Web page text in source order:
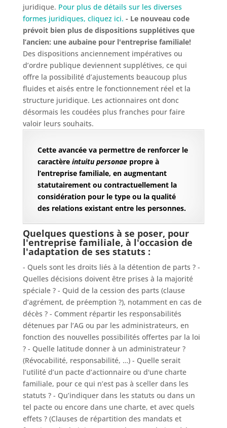
juridique. Pour plus de détails sur les diverses
formes juridiques, cliquez ici. - Le nouveau code
prévoit bien plus de dispositions supplétives que
l’ancien: une aubaine pour l'entreprise familiale!
Des dispositions anciennement impératives ou
d’ordre publique deviennent supplétives, ce qui
offre la possibilité d’ajustements beaucoup plus
fluides et aisés entre le fonctionnement réel et la
structure juridique. Les actionnaires ont donc
désormais les coudées plus franches pour faire
valoir leurs souhaits.
Cette avancée va permettre de renforcer le
caractère intuitu personaepropre à
l’entreprise familiale, en augmentant
statutairement ou contractuellement la
considération pour le type ou la qualité
des relations existant entre les personnes.
Quelques questions à se poser, pour
l'entreprise familiale, à l'occasion de
l'adaptation de ses statuts :
- Quels sont les droits liés à la détention de parts ? -
Quelles décisions doivent être prises à la majorité
spéciale ? - Quid de la cession des parts (clause
d’agrément, de préemption ?), notamment en cas de
décès ? - Comment répartir les responsabilités
détenues par l’AG ou par les administrateurs, en
fonction des nouvelles possibilités offertes par la loi
? - Quelle latitude donner à un administrateur ?
(Révocabilité, responsabilité, …) - Quelle serait
l’utilité d’un pacte d’actionnaire ou d'une charte
familiale, pour ce qui n’est pas à sceller dans les
statuts ? - Qu’indiquer dans les statuts ou dans un
tel pacte ou encore dans une charte, et avec quels
effets ? (Clauses de répartition des mandats et